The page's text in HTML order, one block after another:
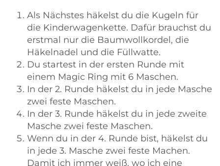
Als Nächstes häkelst du die Kugeln für
die Kinderwagenkette. Dafür brauchst du
erstmal nur die Baumwollkordel, die
Häkelnadel und die Füllwatte.
Du startest in der ersten Runde mit
einem Magic Ring mit 6 Maschen.
In der 2. Runde häkelst du in jede Masche
zwei feste Maschen.
In der 3. Runde häkelst du in jede zweite
Masche zwei feste Maschen.
Wenn du in der 4. Runde bist, häkelst du
in jede 3. Masche zwei feste Machen.
Damit ich immer weiß, wo ich eine